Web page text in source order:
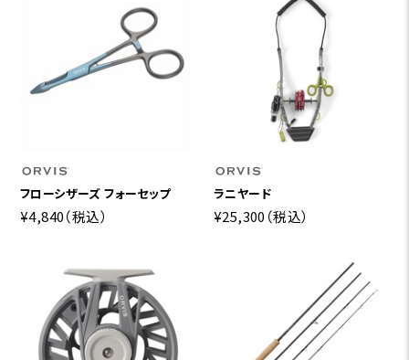
フローシザーズ フォーセップ
¥4,840（税込）
ラニヤード
¥25,300 （税込）